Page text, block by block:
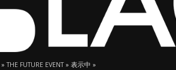
»THE FUTURE EVENT» 表示中 »